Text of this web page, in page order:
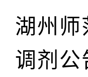
湖州
调剂公